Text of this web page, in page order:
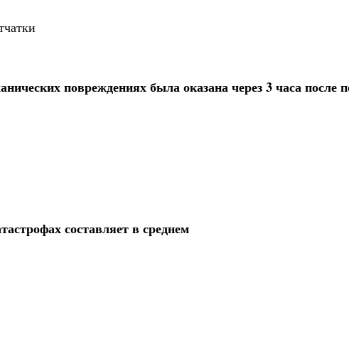
повреждениях была оказана через 3 часа после
составляет в среднем